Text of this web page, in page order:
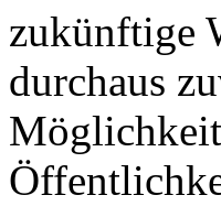
zukünftige
durchaus